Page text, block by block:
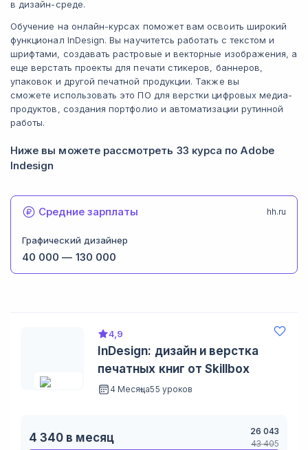
в дизайн-среде.
Обучение на онлайн-курсах поможет вам освоить широкий
функционал InDesign. Вы научитетсь работать с текстом и
шрифтами, создавать растровые и векторные изображения, а
еще верстать проекты для печати стикеров, баннеров,
упаковок и другой печатной продукции. Также вы
сможете использовать это ПО для верстки цифровых медиа-
продуктов, создания портфолио и автоматизации рутинной
работы.
Ниже вы можете рассмотреть 33 курса по Adobe
Indesign
Средние зарплаты hh.ru
Графический дизайнер
40 000 — 130 000
4,9
InDesign: дизайн и верстка
печатных книг от Skillbox
4 Месяца55 уроков
4 340 в месяц
26 043
43 405